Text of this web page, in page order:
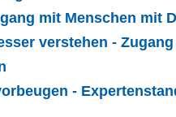
mit Menschen mit
verstehen -
-